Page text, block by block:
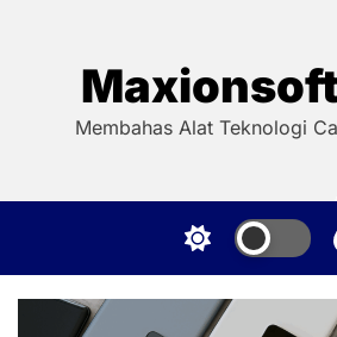
Membahas Alat Teknologi